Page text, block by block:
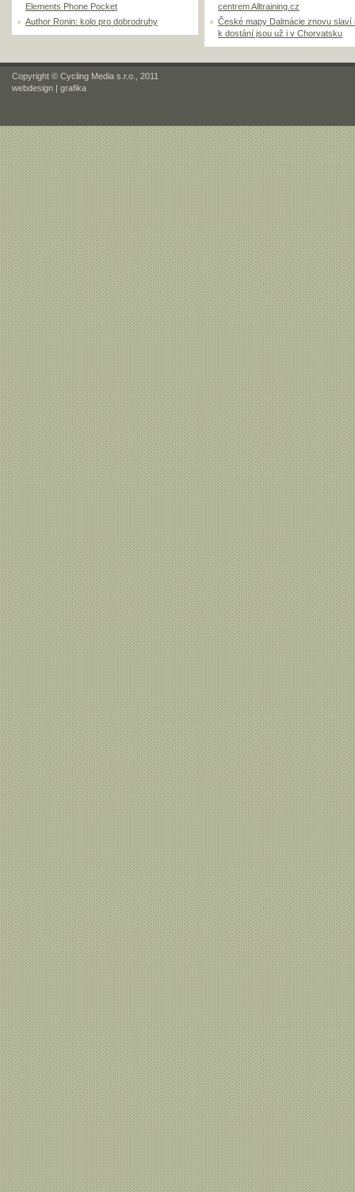
Elements Phone Pocket
Author Ronin: kolo pro dobrodruhy
centrem Alltraining.cz
České mapy Dalmácie znovu slaví
k dostání jsou už i v Chorvatsku
Copyright © Cycling Media s.r.o., 2011
webdesign | grafika